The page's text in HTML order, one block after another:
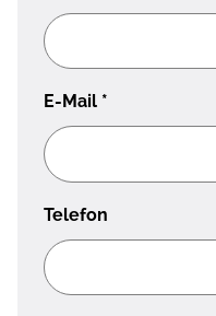
E-Mail *
Telefon